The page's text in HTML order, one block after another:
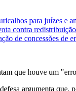
para juízes e
contra
de concessões de
que houve um
argumenta que,